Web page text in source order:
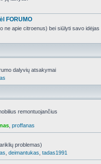
FORUMO
ne apie citroenus) bei siūlyti savo
dalyvių atsakymai
remontuojančius
proffanas
problemas)
deimantukas tadas1991